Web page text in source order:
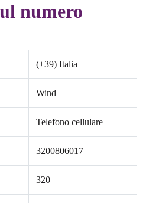
numero
(+39) Italia
Wind
Telefono cellulare
3200806017
320